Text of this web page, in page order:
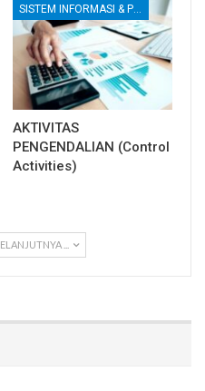
SISTEM INFORMASI & PENGENDALIAN INTERNAL
AKTIVITAS
PENGENDALIAN (Control
Activities)
...